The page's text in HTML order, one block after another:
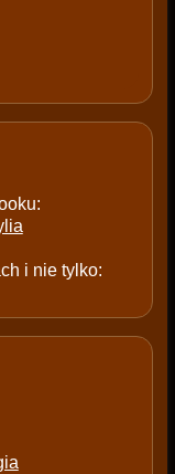
i nie tylko: